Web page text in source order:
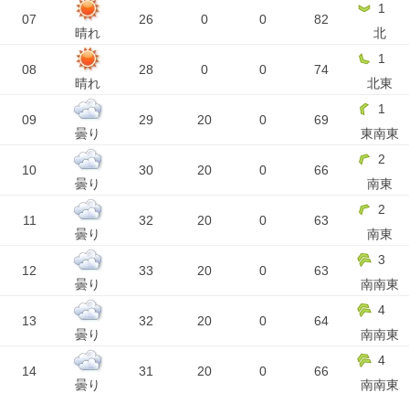
07
晴れ
26 0 0 82
1
北
08
晴れ
28 0 0 74
1
北東
09
曇り
29 20 0 69
1
東南東
10
曇り
30 20 0 66
2
南東
11
曇り
32 20 0 63
2
南東
12
曇り
33 20 0 63
3
南南東
13
曇り
32 20 0 64
4
南南東
14
曇り
31 20 0 66
4
南南東